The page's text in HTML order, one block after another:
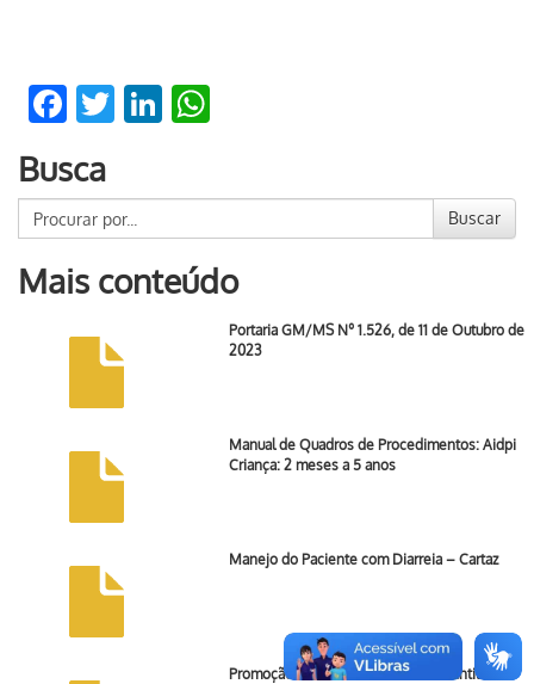
Facebook
TwitterLinkedIn
Busca
Buscar
Mais conteúdo
Portaria GM/MS Nº 1.526, de 11 de Outubro de
2023
Manual de Quadros de Procedimentos: Aidpi
Criança: 2 meses a 5 anos
Manejo do Paciente com Diarreia – Cartaz
Promoção do Desenvolvimento Infantil e de